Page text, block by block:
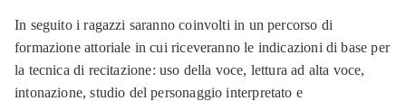
In seguito i ragazzi saranno coinvolti in un percorso di
formazione attoriale in cui riceveranno le indicazioni di base per
la tecnica di recitazione: uso della voce, lettura ad alta voce,
intonazione, studio del personaggio interpretato e